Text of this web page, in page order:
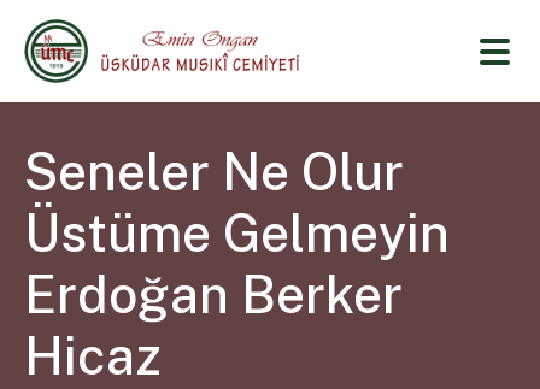
Seneler Ne Olur
Üstüme Gelmeyin
Erdoğan Berker
Hicaz